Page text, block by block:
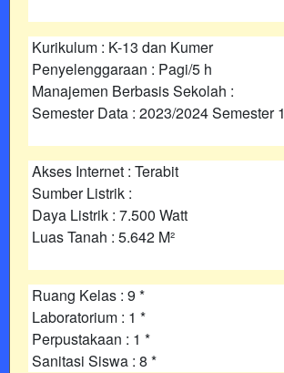
Kurikulum : K-13 dan Kumer
Penyelenggaraan : Pagi/5 h
Manajemen Berbasis Sekolah :
Semester Data : 2023/2024 Semester 1
Akses Internet : Terabit
Sumber Listrik :
Daya Listrik : 7.500 Watt
Luas Tanah : 5.642 M²
Ruang Kelas : 9 *
Laboratorium : 1 *
Perpustakaan : 1 *
Sanitasi Siswa : 8 *